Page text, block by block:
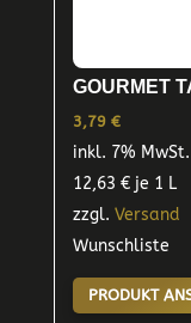
GOURMET
3,79 €
inkl. 7% MwSt.
12,63 €je 1 L
zzgl. Versand
Wunschliste
PRODUKT